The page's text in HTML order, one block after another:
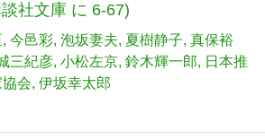
社文庫 に 6-67)
今邑彩 泡坂妻夫 夏樹静子 真保裕
三紀彦 小松左京 鈴木輝一郎
日本推
会 伊坂幸太郎